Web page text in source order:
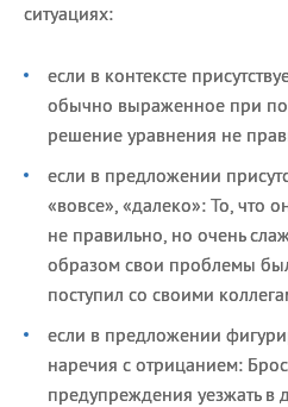
ситуациях:
если в контексте
обычно выраженное при
решение уравнения не
если в предложении
«вовсе», «далеко»: То, что
не правильно, но очень
образом свои проблемы
поступил со своими
если в предложении
наречия с отрицанием:
предупреждения уезжать в